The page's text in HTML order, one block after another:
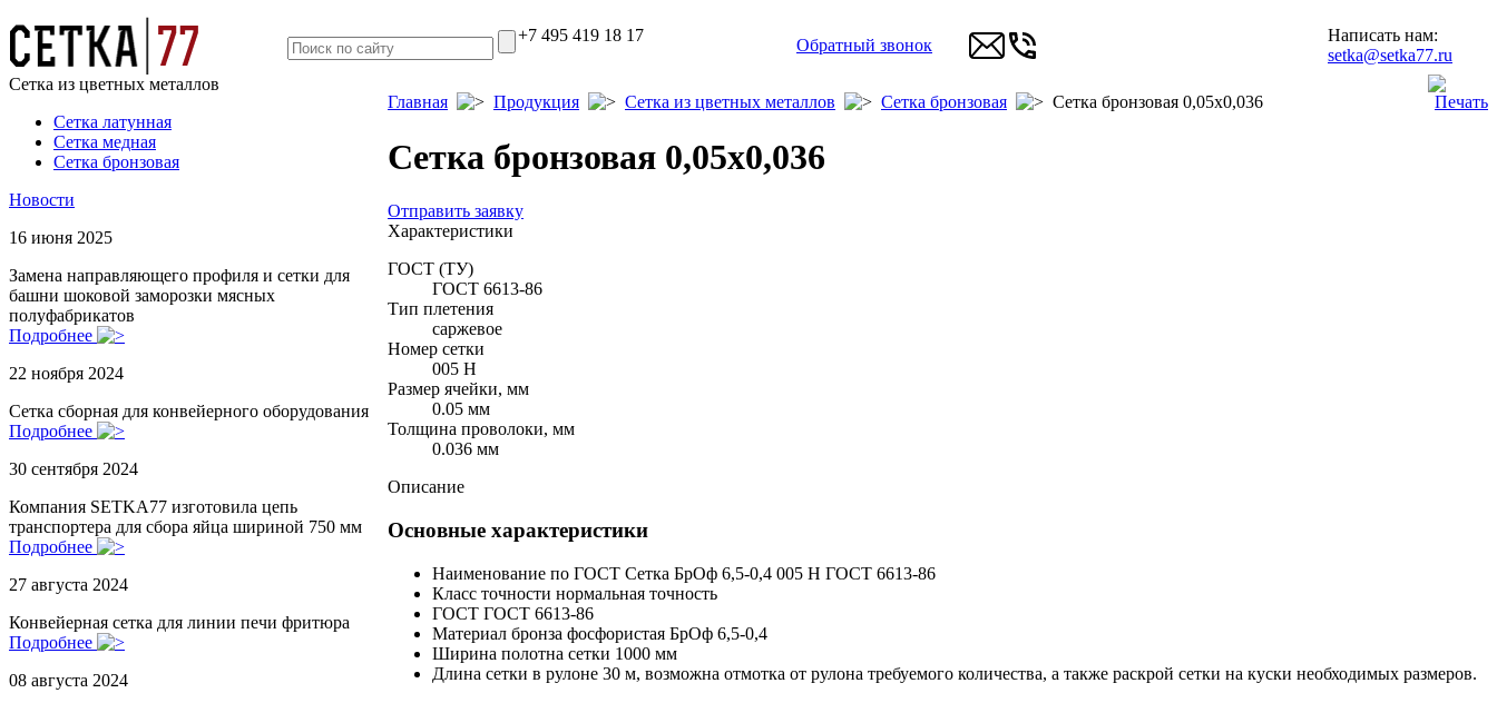
+7 495 419 18 17
Обратный звонок
Написать нам:
setka@setka77.ru
Сетка из цветных металлов
Сетка латунная
Сетка медная
Сетка бронзовая
Новости
16 июня 2025
Замена направляющего профиля и сетки для
башни шоковой заморозки мясных
полуфабрикатов
Подробнее
22 ноября 2024
Сетка сборная для конвейерного оборудования
Подробнее
30 сентября 2024
Компания SETKA77 изготовила цепь
транспортера для сбора яйца шириной 750 мм
Подробнее
27 августа 2024
Конвейерная сетка для линии печи фритюра
Подробнее
08 августа 2024
Главная Продукция Сетка из цветных металлов Сетка бронзовая Сетка бронзовая 0,05х0,036
Сетка бронзовая 0,05х0,036
Отправить заявку
Характеристики
ГОСТ (ТУ)
ГОСТ 6613-86
Тип плетения
саржевое
Номер сетки
005 Н
Размер ячейки, мм
0.05 мм
Толщина проволоки, мм
0.036 мм
Описание
Основные характеристики
Наименование по ГОСТ Сетка БрОф 6,5-0,4 005 Н ГОСТ 6613-86
Класс точности нормальная точность
ГОСТ ГОСТ 6613-86
Материал бронза фосфористая БрОф 6,5-0,4
Ширина полотна сетки 1000 мм
Длина сетки в рулоне 30 м, возможна отмотка от рулона требуемого количества, а также раскрой сетки на куски необходимых размеров.